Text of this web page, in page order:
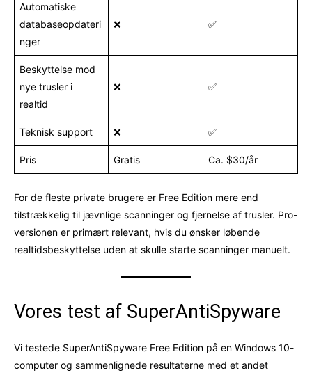
Automatiske
databaseopdateri
nger
❌ ✅
Beskyttelse mod
nye trusler i
realtid
❌ ✅
Teknisk support ❌ ✅
Pris Gratis Ca. $30/år
For de fleste private brugere er Free Edition mere end
tilstrækkelig til jævnlige scanninger og fjernelse af trusler. Pro-
versionen er primært relevant, hvis du ønsker løbende
realtidsbeskyttelse uden at skulle starte scanninger manuelt.
Vores test af SuperAntiSpyware
Vi testede SuperAntiSpyware Free Edition på en Windows 10-
computer og sammenlignede resultaterne med et andet